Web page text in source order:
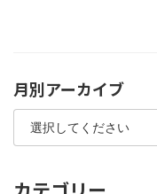
月別アーカイブ